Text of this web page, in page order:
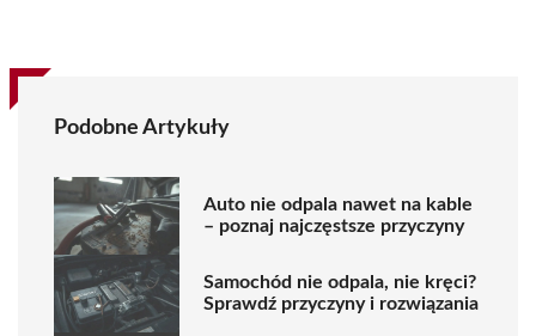
Podobne Artykuły
Auto nie odpala nawet na kable
– poznaj najczęstsze przyczyny
Samochód nie odpala, nie kręci?
Sprawdź przyczyny i rozwiązania